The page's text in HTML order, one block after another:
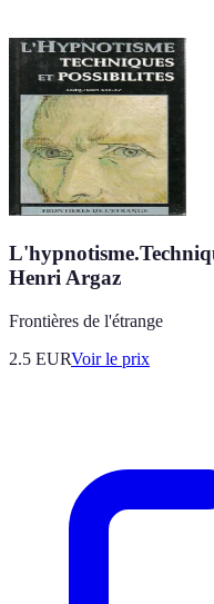
Henri Argaz
Frontières de l'étrange
2.5 EURVoir le prix